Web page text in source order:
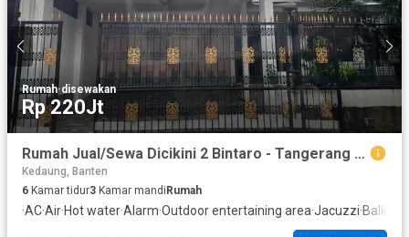
Rumah·disewakan
Rp 220Jt
Rumah Jual/Sewa Dicikini 2 Bintaro - Tangerang Selatan Lokasi Strategis Luas Siap Huni
Kedaung, Banten
6 Kamar tidur3 Kamar mandiRumah
·AC·Air·Hot water·Alarm·Outdoor entertaining area·Jacuzzi·Balkon